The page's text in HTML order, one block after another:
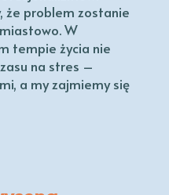
że problem zostanie
W
tempie życia nie
na stres –
a my zajmiemy się